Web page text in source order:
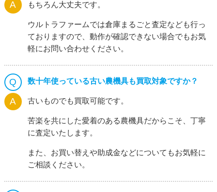
もちろん大丈夫です。
ウルトラファームでは倉庫まるごと査定なども行っ
ておりますので、動作が確認できない場合でもお気
軽にお問い合わせください。
数十年使っている古い農機具も買取対象ですか？
古いものでも買取可能です。
苦楽を共にした愛着のある農機具だからこそ、丁寧
に査定いたします。
また、お買い替えや助成金などについてもお気軽に
ご相談ください。